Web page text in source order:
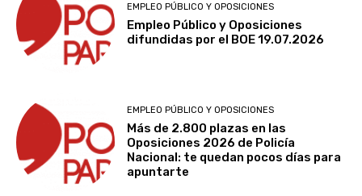
EMPLEO PÚBLICO Y OPOSICIONES
Empleo Público y Oposiciones
difundidas por el BOE 19.07.2026
EMPLEO PÚBLICO Y OPOSICIONES
Más de 2.800 plazas en las
Oposiciones 2026 de Policía
Nacional: te quedan pocos días para
apuntarte